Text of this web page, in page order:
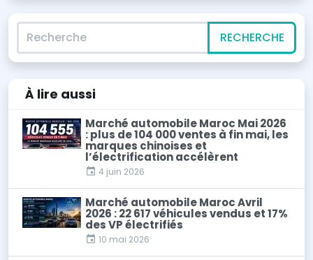
Recherche
RECHERCHE
À lire aussi
Marché automobile Maroc Mai 2026
: plus de 104 000 ventes à fin mai, les
marques chinoises et
l’électrification accélèrent
4 juin 2026
Marché automobile Maroc Avril
2026 : 22 617 véhicules vendus et 17%
des VP électrifiés
10 mai 2026